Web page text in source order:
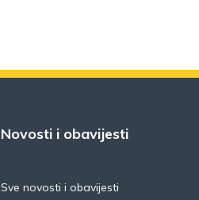
Novosti i obavijesti
Sve novosti i obavijesti